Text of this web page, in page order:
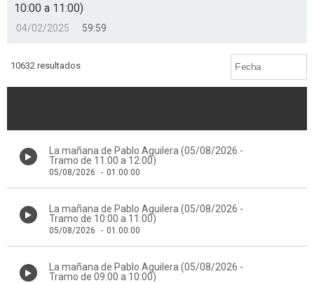
10:00 a 11:00)
04/02/2025 59:59
10632 resultados
La mañana de Pablo Aguilera (05/08/2026 -
Tramo de 11:00 a 12:00)
05/08/2026 - 01:00:00
La mañana de Pablo Aguilera (05/08/2026 -
Tramo de 10:00 a 11:00)
05/08/2026 - 01:00:00
La mañana de Pablo Aguilera (05/08/2026 -
Tramo de 09:00 a 10:00)